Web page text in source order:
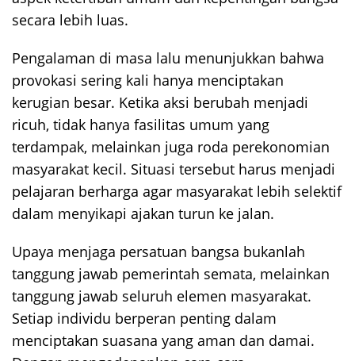
secara lebih luas.
Pengalaman di masa lalu menunjukkan bahwa
provokasi sering kali hanya menciptakan
kerugian besar. Ketika aksi berubah menjadi
ricuh, tidak hanya fasilitas umum yang
terdampak, melainkan juga roda perekonomian
masyarakat kecil. Situasi tersebut harus menjadi
pelajaran berharga agar masyarakat lebih selektif
dalam menyikapi ajakan turun ke jalan.
Upaya menjaga persatuan bangsa bukanlah
tanggung jawab pemerintah semata, melainkan
tanggung jawab seluruh elemen masyarakat.
Setiap individu berperan penting dalam
menciptakan suasana yang aman dan damai.